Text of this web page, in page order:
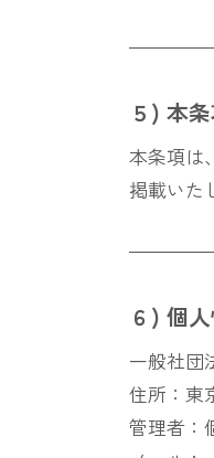
５) 本
本条項は
掲載いた
６) 個
一般社団
住所：東
管理者：